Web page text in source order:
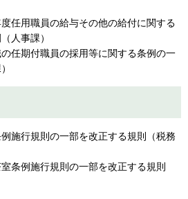
任用職員の給与その他の給付に関する
（人事課）
任期付職員の採用等に関する条例の一
）
施行規則の一部を改正する規則（税務
条例施行規則の一部を改正する規則